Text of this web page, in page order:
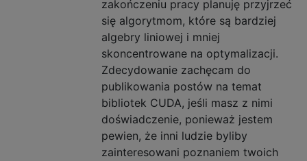
zakończeniu pracy planuję przyjrzeć
się algorytmom, które są bardziej
algebry liniowej i mniej
skoncentrowane na optymalizacji.
Zdecydowanie zachęcam do
publikowania postów na temat
bibliotek CUDA, jeśli masz z nimi
doświadczenie, ponieważ jestem
pewien, że inni ludzie byliby
zainteresowani poznaniem twoich